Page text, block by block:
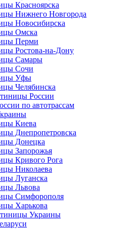
Красноярска
Нижнего Новгорода
Новосибирска
Омска
Перми
Ростова-на-Дону
Самары
Сочи
Уфы
Челябинска
России
по автотрассам
Киева
Днепропетровска
Донецка
Запорожья
Кривого Рога
Николаева
Луганска
Львова
Симфорополя
Харькова
Украины